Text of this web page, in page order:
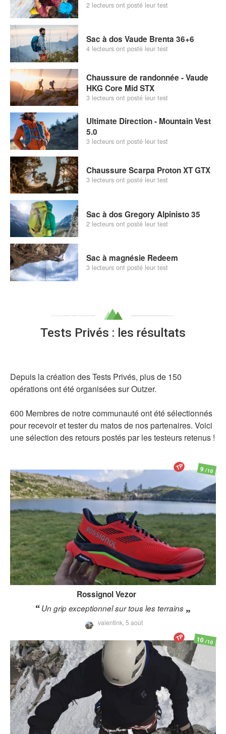
2 lecteurs ont posté leur test
Sac à dos Vaude Brenta 36+6
4 lecteurs ont posté leur test
Chaussure de randonnée - Vaude
HKG Core Mid STX
3 lecteurs ont posté leur test
Ultimate Direction - Mountain Vest
5.0
3 lecteurs ont posté leur test
Chaussure Scarpa Proton XT GTX
3 lecteurs ont posté leur test
Sac à dos Gregory Alpinisto 35
2 lecteurs ont posté leur test
Sac à magnésie Redeem
3 lecteurs ont posté leur test
Tests Privés : les résultats
Depuis la création des Tests Privés, plus de 150
opérations ont été organisées sur Outzer.
600 Membres de notre communauté ont été sélectionnés
pour recevoir et tester du matos de nos partenaires. Voici
une sélection des retours postés par les testeurs retenus !
RossignolVezor
Un grip exceptionnel sur tous les terrains
valentink, 5 août
9/10
TP
10/10
TP